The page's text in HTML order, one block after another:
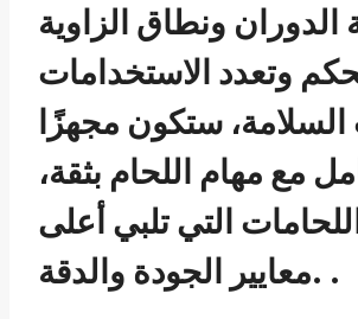
ونطاق الزاوية
وتعدد الاستخدامات
ستكون مجهزًا
مع مهام اللحام بثقة،
التي تلبي أعلى
معايير الجودة والدقة. .